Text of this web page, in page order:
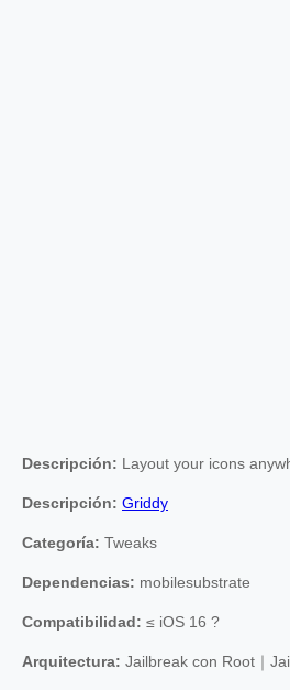
Descripción: Layout your icons
Descripción: Griddy
Categoría: Tweaks
Dependencias: mobilesubstrate
Compatibilidad: ≤ iOS 16 ?
Arquitectura: Jailbreak con Root｜